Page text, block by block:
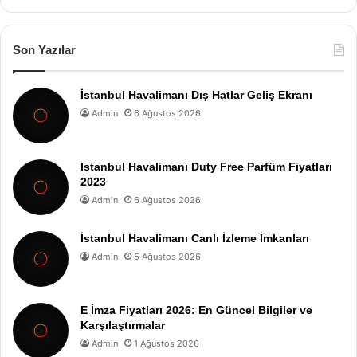
Son Yazılar
İstanbul Havalimanı Dış Hatlar Geliş Ekranı
Admin 6 Ağustos 2026
Istanbul Havalimanı Duty Free Parfüm Fiyatları
2023
Admin 6 Ağustos 2026
İstanbul Havalimanı Canlı İzleme İmkanları
Admin 5 Ağustos 2026
E İmza Fiyatları 2026: En Güncel Bilgiler ve
Karşılaştırmalar
Admin 1 Ağustos 2026